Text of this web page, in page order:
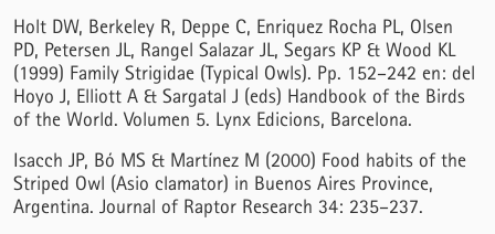
Holt DW, Berkeley R, Deppe C, Enriquez Rocha PL, Olsen
PD, Petersen JL, Rangel Salazar JL, Segars KP & Wood KL
(1999) Family Strigidae (Typical Owls). Pp. 152–242 en: del
Hoyo J, Elliott A & Sargatal J (eds) Handbook of the Birds
of the World. Volumen 5. Lynx Edicions, Barcelona.
Isacch JP, Bó MS & Martínez M (2000) Food habits of the
Striped Owl (Asio clamator) in Buenos Aires Province,
Argentina. Journal of Raptor Research 34: 235–237.